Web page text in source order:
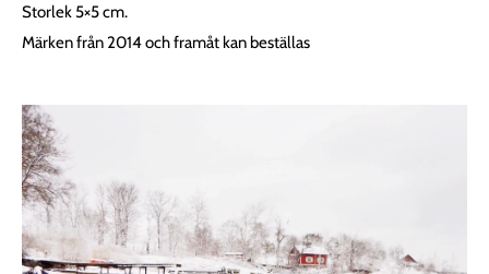
Storlek 5×5 cm.
Märken från 2014 och framåt kan beställas